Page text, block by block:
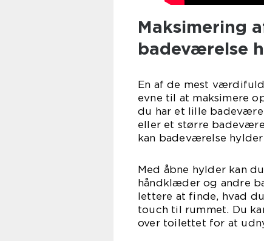
Maksimering
badeværelse
En af de mest
evne til at maksimere
du har et lille
eller et større
kan badeværelse
Med åbne hylder kan
håndklæder og andre
lettere at finde, hvad
touch til rummet. Du
over toilettet for at